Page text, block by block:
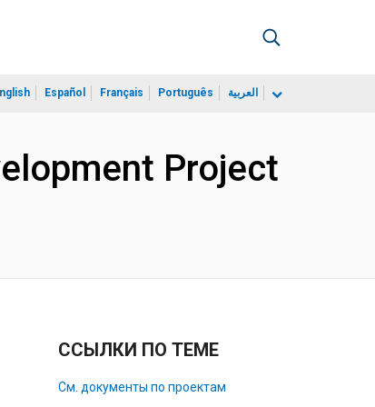
Español Français Português العربية
Project
ССЫЛКИ ПО ТЕМЕ
См. документы по проектам